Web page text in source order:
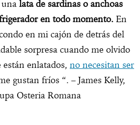
lata de sardinas o anchoas
en todo momento. En
en mi cajón de detrás del
sorpresa cuando me olvido
enlatados, no necesitan ser
gustan fríos “. – James Kelly,
Osteria Romana